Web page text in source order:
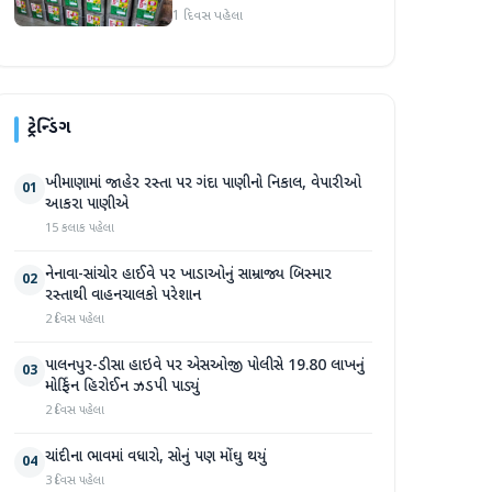
એકમો સીલ, રૂ. ૧૬.૧૪ લાખનો
1 દિવસ પહેલા
ટ્રેન્ડિંગ
01 ખીમાણામાં જાહેર રસ્તા પર ગંદા પાણીનો નિકાલ, વેપારીઓ
આકરા પાણીએ
15 કલાક પહેલા
02 નેનાવા-સાંચોર હાઈવે પર ખાડાઓનું સામ્રાજ્ય બિસ્માર
રસ્તાથી વાહનચાલકો પરેશાન
2 દિવસ પહેલા
03 પાલનપુર-ડીસા હાઇવે પર એસઓજી પોલીસે 19.80 લાખનું
મોર્ફિન હિરોઈન ઝડપી પાડ્યું
2 દિવસ પહેલા
04 ચાંદીના ભાવમાં વધારો, સોનું પણ મોંઘુ થયું
3 દિવસ પહેલા